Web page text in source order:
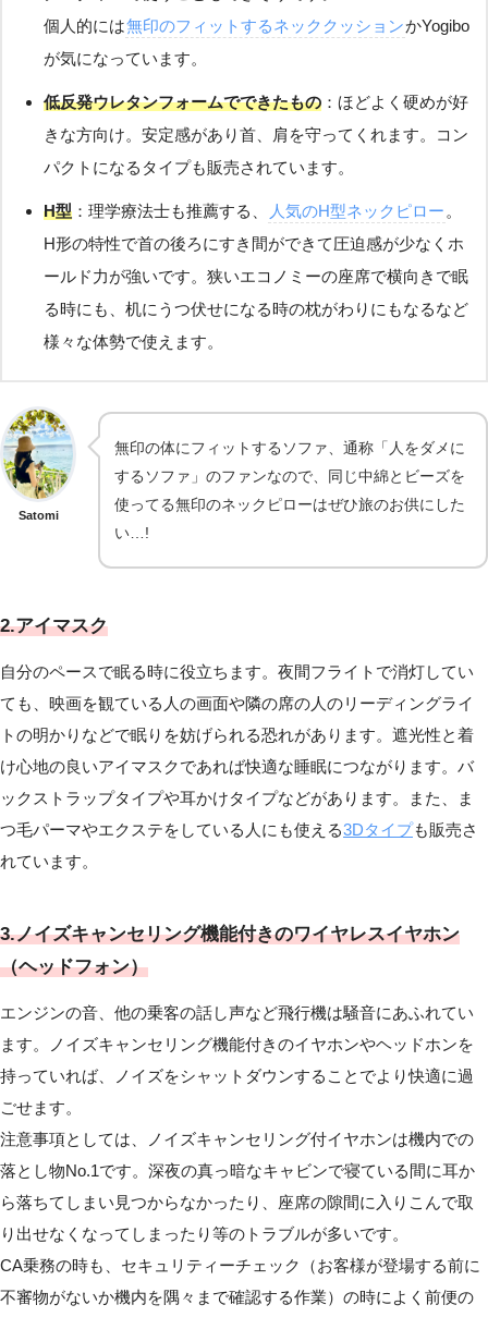
個人的には無印のフィットするネッククッションかYogibo
が気になっています。
低反発ウレタンフォームでできたもの：ほどよく硬めが好
きな方向け。安定感があり首、肩を守ってくれます。コン
パクトになるタイプも販売されています。
H型：理学療法士も推薦する、 人気のH型ネックピロー 。
H形の特性で首の後ろにすき間ができて圧迫感が少なくホ
ールド力が強いです。狭いエコノミーの座席で横向きで眠
る時にも、机にうつ伏せになる時の枕がわりにもなるなど
様々な体勢で使えます。
Satomi
無印の体にフィットするソファ、通称「人をダメに
するソファ」のファンなので、同じ中綿とビーズを
使ってる無印のネックピローはぜひ旅のお供にした
い…!
2.アイマスク
自分のペースで眠る時に役立ちます。夜間フライトで消灯してい
ても、映画を観ている人の画面や隣の席の人のリーディングライ
トの明かりなどで眠りを妨げられる恐れがあります。遮光性と着
け心地の良いアイマスクであれば快適な睡眠につながります。バ
ックストラップタイプや耳かけタイプなどがあります。また、ま
つ毛パーマやエクステをしている人にも使える3Dタイプも販売さ
れています。
3.ノイズキャンセリング機能付きのワイヤレスイヤホン
（ヘッドフォン）
エンジンの音、他の乗客の話し声など飛行機は騒音にあふれてい
ます。ノイズキャンセリング機能付きのイヤホンやヘッドホンを
持っていれば、ノイズをシャットダウンすることでより快適に過
ごせます。
注意事項としては、ノイズキャンセリング付イヤホンは機内での
落とし物No.1です。深夜の真っ暗なキャビンで寝ている間に耳か
ら落ちてしまい見つからなかったり、座席の隙間に入りこんで取
り出せなくなってしまったり等のトラブルが多いです。
CA乗務の時も、セキュリティーチェック（お客様が登場する前に
不審物がないか機内を隅々まで確認する作業）の時によく前便の